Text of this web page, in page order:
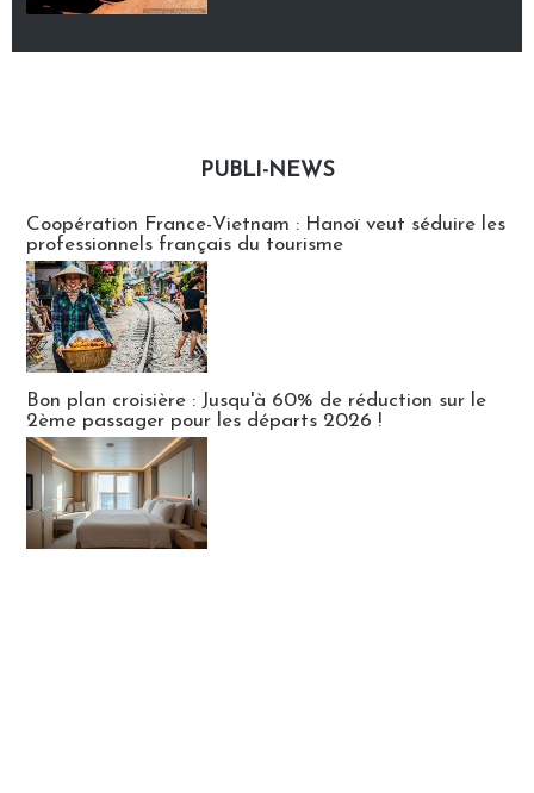
PUBLI-NEWS
Coopération France-Vietnam : Hanoï veut séduire les
professionnels français du tourisme
Bon plan croisière : Jusqu'à 60% de réduction sur le
2ème passager pour les départs 2026 !